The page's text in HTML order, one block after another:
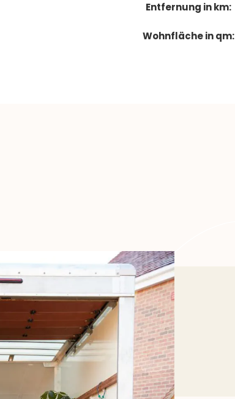
Entfernung in km:
Wohnfläche in qm: